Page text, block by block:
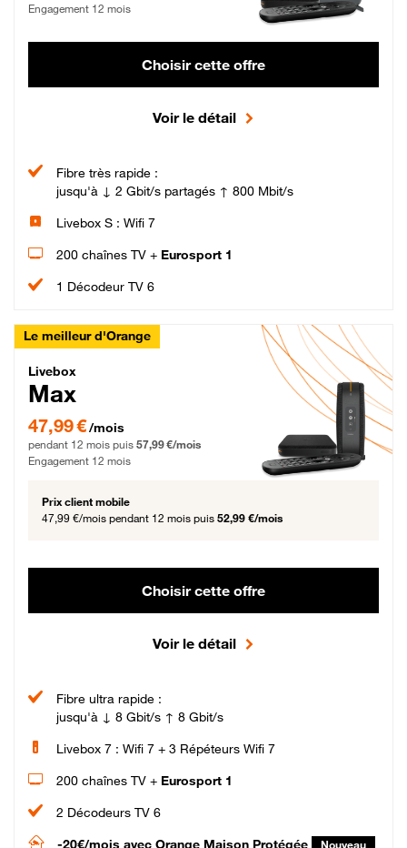
Engagement 12 mois
Choisir cette offre
Voir le détail
Fibre très rapide :
jusqu'à ↓ 2 Gbit/s partagés ↑ 800 Mbit/s
Livebox S : Wifi 7
200 chaînes TV + Eurosport 1
1 Décodeur TV 6
Le meilleur d'Orange
Livebox Max Fibre
Livebox
Max
47,99 € par mois pendant 12 mois puis 57,99 € par mois, Engagement 12 mois
47,99 €/mois
pendant 12 mois puis 57,99 €/mois
Engagement 12 mois
Prix client mobile
47,99 €/mois pendant 12 mois puis 52,99 €/mois
Choisir cette offre
Voir le détail
Fibre ultra rapide :
jusqu'à ↓ 8 Gbit/s ↑ 8 Gbit/s
Livebox 7 : Wifi 7 + 3 Répéteurs Wifi 7
200 chaînes TV + Eurosport 1
2 Décodeurs TV 6
-20€/mois avec Orange Maison Protégée Nouveau